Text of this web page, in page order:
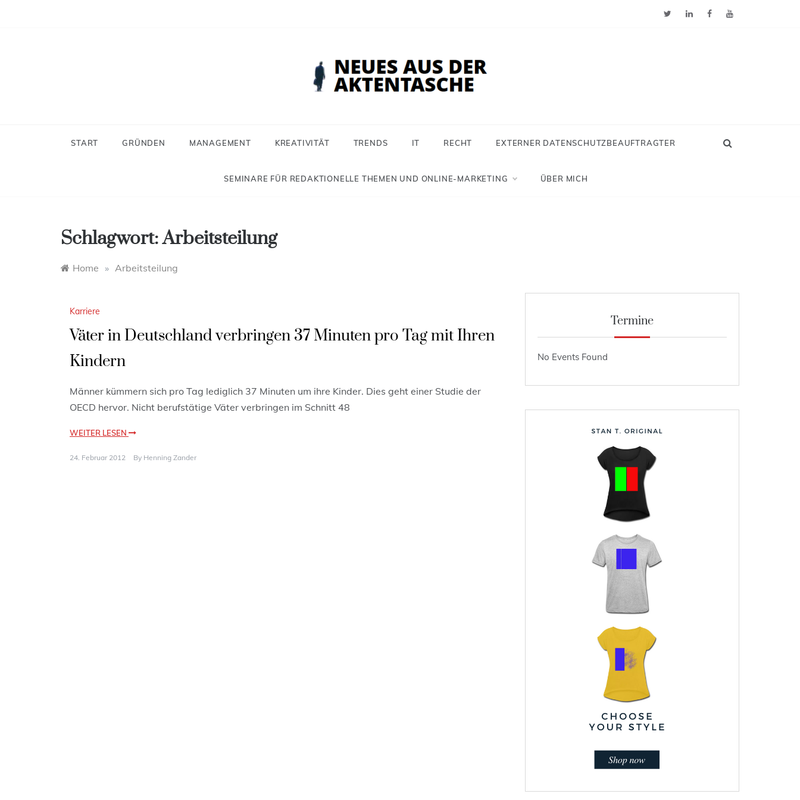
START GRÜNDEN MANAGEMENT KREATIVITÄT TRENDS IT RECHT EXTERNER DATENSCHUTZBEAUFTRAGTER
SEMINARE FÜR REDAKTIONELLE THEMEN UND ONLINE-MARKETING ÜBER MICH
Schlagwort:Arbeitsteilung
Home » Arbeitsteilung
Karriere
Väter in Deutschland verbringen 37 Minuten pro Tag mit Ihren
Kindern
Männer kümmern sich pro Tag lediglich 37 Minuten um ihre Kinder. Dies geht einer Studie der
OECD hervor. Nicht berufstätige Väter verbringen im Schnitt 48
WEITER LESEN
24. Februar 2012 By Henning Zander
Termine
No Events Found